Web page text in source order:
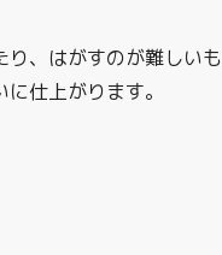
、はがすのが難しい
仕上がります。